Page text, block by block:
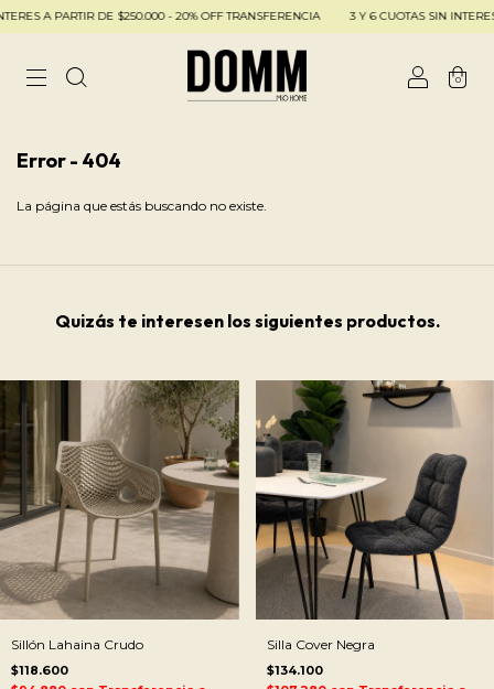
A PARTIR DE $250.000 - 20% OFF TRANSFERENCIA 3 Y 6 CUOTAS SIN INTERES
0
Error - 404
La página que estás buscando no existe.
Quizás te interesen los siguientes productos.
Sillón Lahaina Crudo
$118.600
Silla Cover Negra
$134.100